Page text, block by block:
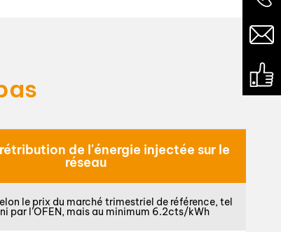
de l'énergie injectée sur le
réseau
le prix du marché trimestriel de référence, tel
par l’OFEN, mais au minimum 6.2cts/kWh